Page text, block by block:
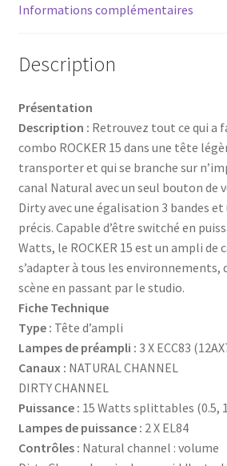
Informations complémentaires
Description
Présentation
Description : Retrouvez tout ce qui a
combo ROCKER 15 dans une tête
transporter et qui se branche sur
canal Natural avec un seul bouton de
Dirty avec une égalisation 3 bandes
précis. Capable d’être switché en
Watts, le ROCKER 15 est un ampli de
s’adapter à tous les environnements,
scène en passant par le studio.
Fiche Technique
Type : Tête d’ampli
Lampes de préampli : 3 X ECC83
Canaux : NATURAL CHANNEL
DIRTY CHANNEL
Puissance : 15 Watts splittables (0.5,
Lampes de puissance : 2 X EL84
Contrôles : Natural channel : volume